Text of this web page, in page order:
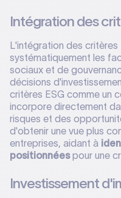
Intégration des
L'intégration des critères
systématiquement les
sociaux et de
décisions
critères ESG comme un
incorpore directement
risques et des
d'obtenir une vue plus
entreprises, aidant à
positionnéespour une
Investissement